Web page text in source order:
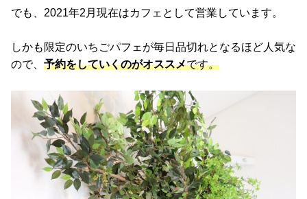
でも、2021年2月現在はカフェとして営業しています。
しかも限定のいちごパフェが毎日品切れとなるほど人気な
ので、 予約をしていくのがオススメです。